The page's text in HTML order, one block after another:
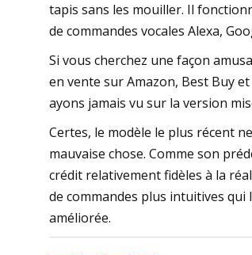
tapis sans les mouiller. Il
de commandes vocales Alexa,
Si vous cherchez une façon
en vente sur Amazon, Best Buy
ayons jamais vu sur la version
Certes, le modèle le plus récent
mauvaise chose. Comme son
crédit relativement fidèles à la
de commandes plus intuitives
améliorée.